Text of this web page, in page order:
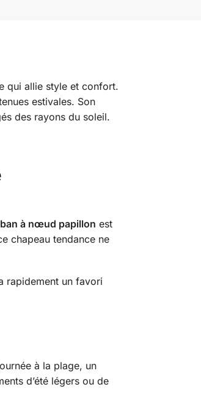
qui allie style et confort.
estivales. Son
des rayons du soleil.
à nœud papillon est
chapeau tendance ne
rapidement un favori
à la plage, un
d’été légers ou de